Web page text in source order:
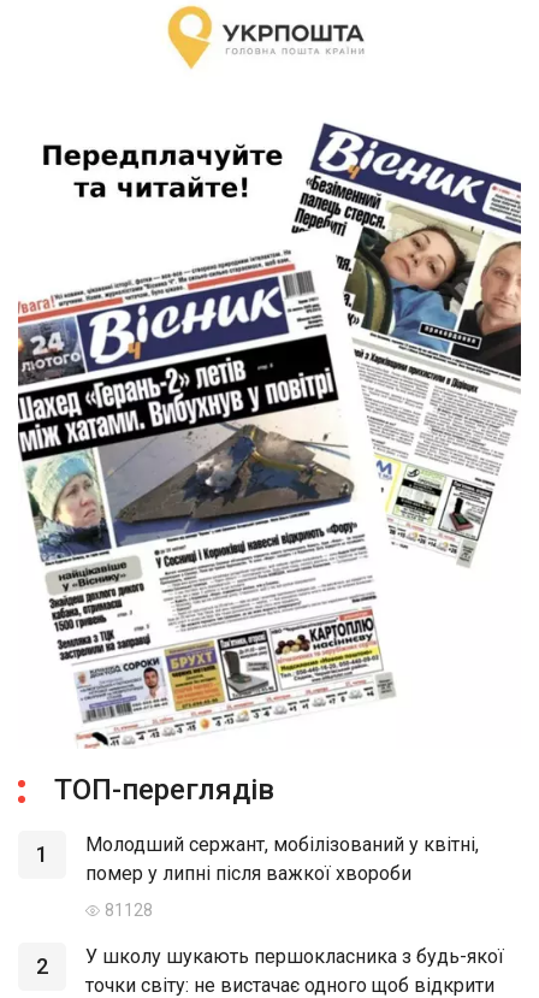
ТОП-переглядів
1
Молодший сержант, мобілізований у квітні,
помер у липні після важкої хвороби
81128
2
У школу шукають першокласника з будь-якої
точки світу: не вистачає одного щоб відкрити